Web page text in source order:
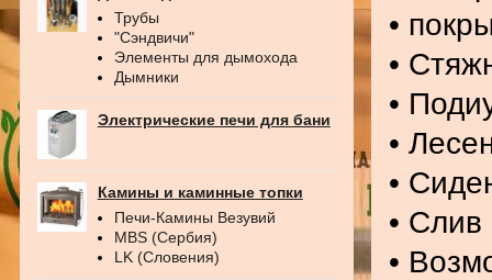
Трубы
"Сэндвичи"
Элементы для дымохода
Дымники
Электрические печи для бани
Камины и каминные топки
Печи-Камины Везувий
MBS (Сербия)
LK (Словения)
•
•
•
•
•
• Слив
•